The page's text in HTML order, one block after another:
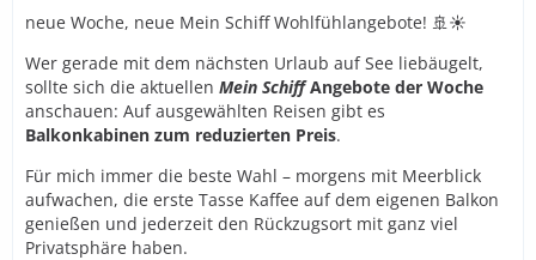
neue Woche, neue Mein Schiff Wohlfühlangebote! 🚢☀️
Wer gerade mit dem nächsten Urlaub auf See liebäugelt,
sollte sich die aktuellen Mein Schiff Angebote der Woche
anschauen: Auf ausgewählten Reisen gibt es
Balkonkabinen zum reduzierten Preis.
Für mich immer die beste Wahl – morgens mit Meerblick
aufwachen, die erste Tasse Kaffee auf dem eigenen Balkon
genießen und jederzeit den Rückzugsort mit ganz viel
Privatsphäre haben.